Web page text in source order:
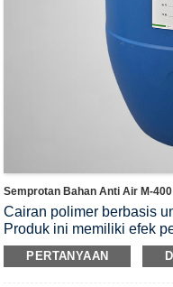
Semprotan Bahan Anti Air M-
Cairan polimer berbasis
Produk ini memiliki efek
tahan air, tahan minyak,
Setelah diproses, sifat
PERTANYAAN